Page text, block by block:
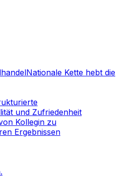
Nationale Kette hebt die
und Zufriedenheit
Kollegin zu
Ergebnissen